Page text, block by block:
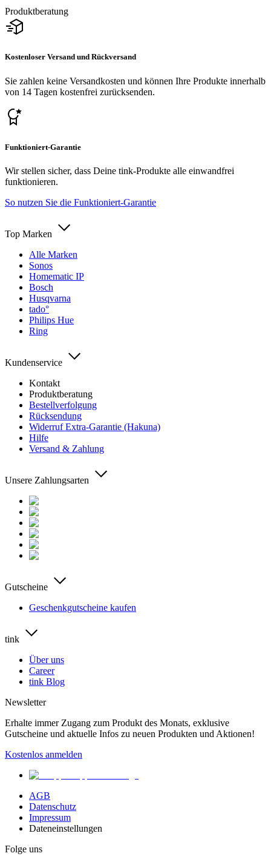
Produktberatung
Kostenloser Versand und Rückversand
Sie zahlen keine Versandkosten und können Ihre Produkte innerhalb
von 14 Tagen kostenfrei zurücksenden.
Funktioniert-Garantie
Wir stellen sicher, dass Deine tink-Produkte alle einwandfrei
funktionieren.
So nutzen Sie die Funktioniert-Garantie
Top Marken
Alle Marken
Sonos
Homematic IP
Bosch
Husqvarna
tado°
Philips Hue
Ring
Kundenservice
Kontakt
Produktberatung
Bestellverfolgung
Rücksendung
Widerruf Extra-Garantie (Hakuna)
Hilfe
Versand & Zahlung
Unsere Zahlungsarten
Gutscheine
Geschenkgutscheine kaufen
tink
Über uns
Career
tink Blog
Newsletter
Erhalte immer Zugang zum Produkt des Monats, exklusive
Gutscheine und aktuelle Infos zu neuen Produkten und Aktionen!
Kostenlos anmelden
AGB
Datenschutz
Impressum
Dateneinstellungen
Folge uns